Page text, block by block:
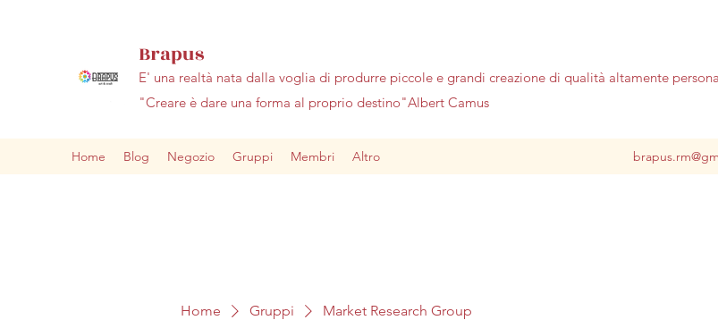
Brapus
E' una realtà nata dalla voglia di produrre piccole e grandi creazione di qualità altamente
"Creare è dare una forma al proprio destino"Albert Camus
Home Blog Negozio Gruppi Membri Altro
Home Gruppi Market Research Group